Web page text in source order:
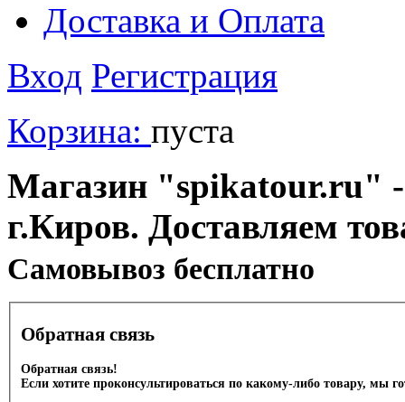
Доставка и Оплата
Вход Регистрация
Корзина: пуста
Магазин "spikatour.ru" -
г.Киров. Доставляем
Cамовывоз бесплатно
Обратная связь
Обратная связь!
Если хотите проконсультироваться по какому-либо товару, мы